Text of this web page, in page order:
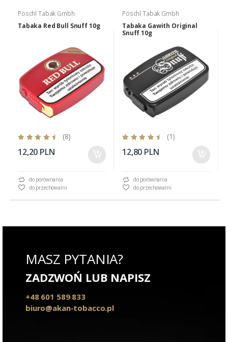
Pöschl Tabak Gmbh
Tabaka Red Bull Snuff 10g
(8)
12,20 PLN
do porównania
do przechowalni
Pöschl Tabak Gmbh
Tabaka Gawith Original
Snuff 10g
(1)
12,80 PLN
do porównania
do przechowalni
MASZ PYTANIA?
ZADZWOŃ LUB NAPISZ
+48 601 589 833
biuro@akan-tobacco.pl